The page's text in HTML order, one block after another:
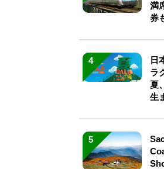
満
券
4
日
ラ
夏
生
5